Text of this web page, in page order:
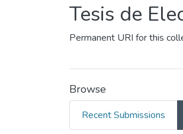
Tesis de
Permanent URI for this
Browse
Recent Submissions